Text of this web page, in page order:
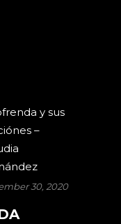
y sus
–
30, 2020